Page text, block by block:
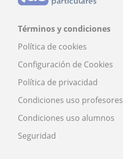
Términos y condiciones
Política de cookies
Configuración de Cookies
Política de privacidad
Condiciones uso profesores
Condiciones uso alumnos
Seguridad